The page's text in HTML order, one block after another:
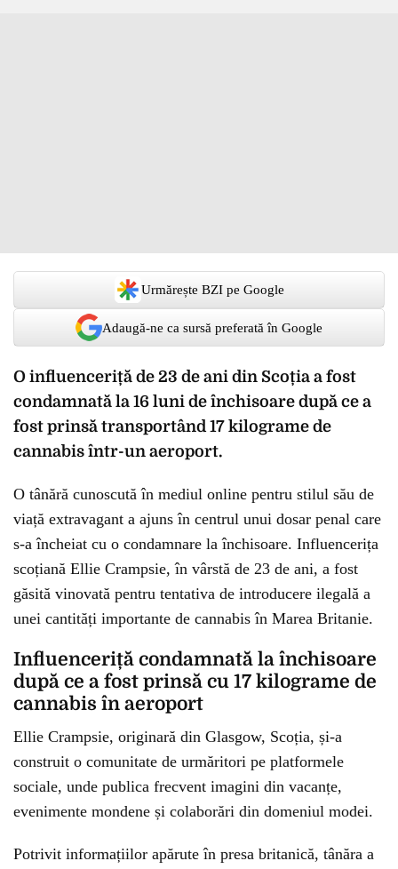
Urmărește BZI pe Google
Adaugă-ne ca sursă preferată în Google
O influenceriță de 23 de ani din Scoția a fost
condamnată la 16 luni de închisoare după ce a
fost prinsă transportând 17 kilograme de
cannabis într-un aeroport.
O tânără cunoscută în mediul online pentru stilul său de
viață extravagant a ajuns în centrul unui dosar penal care
s-a încheiat cu o condamnare la închisoare. Influencerița
scoțiană Ellie Crampsie, în vârstă de 23 de ani, a fost
găsită vinovată pentru tentativa de introducere ilegală a
unei cantități importante de cannabis în Marea Britanie.
Influenceriță condamnată la închisoare
după ce a fost prinsă cu 17 kilograme de
cannabis în aeroport
Ellie Crampsie, originară din Glasgow, Scoția, și-a
construit o comunitate de urmăritori pe platformele
sociale, unde publica frecvent imagini din vacanțe,
evenimente mondene și colaborări din domeniul modei.
Potrivit informațiilor apărute în presa britanică, tânăra a